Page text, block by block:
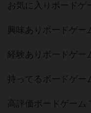
お気に入りボードゲ
興味ありボードゲー
経験ありボードゲー
持ってるボードゲー
高評価ボードゲーム